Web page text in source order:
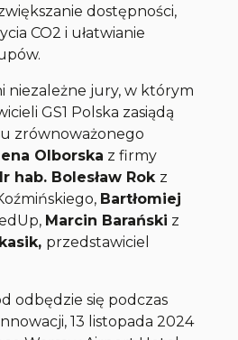
dostępności,
CO2 i ułatwianie
niezależne jury, w którym
GS1 Polska zasiądą
zrównoważonego
Olborska z firmy
hab. Bolesław Rok z
Bartłomiej
Marcin Barański z
przedstawiciel
odbędzie się podczas
13 listopada 2024